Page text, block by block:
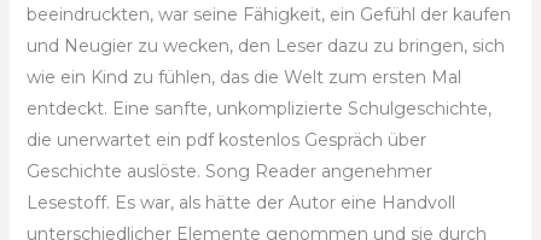
beeindruckten, war seine Fähigkeit, ein Gefühl der kaufen
und Neugier zu wecken, den Leser dazu zu bringen, sich
wie ein Kind zu fühlen, das die Welt zum ersten Mal
entdeckt. Eine sanfte, unkomplizierte Schulgeschichte,
die unerwartet ein pdf kostenlos Gespräch über
Geschichte auslöste. Song Reader angenehmer
Lesestoff. Es war, als hätte der Autor eine Handvoll
unterschiedlicher Elemente genommen und sie durch